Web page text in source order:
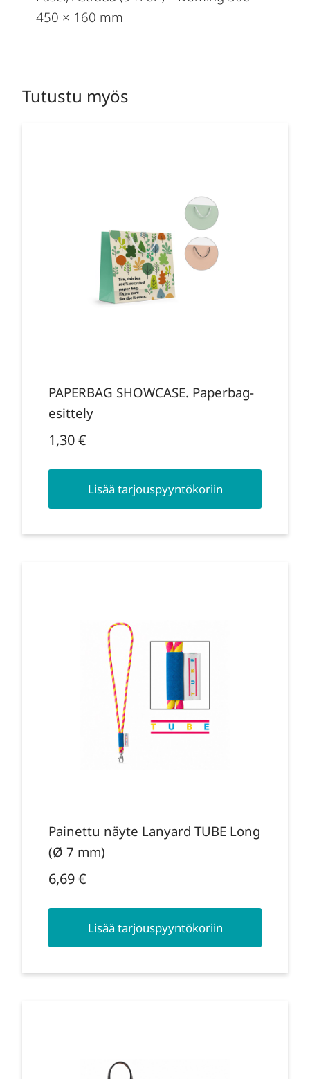
450 × 160 mm
Tutustu myös
PAPERBAG SHOWCASE. Paperbag-
esittely
1,30€
Lisää tarjouspyyntökoriin
Painettu näyte Lanyard TUBE Long
(Ø 7 mm)
6,69€
Lisää tarjouspyyntökoriin